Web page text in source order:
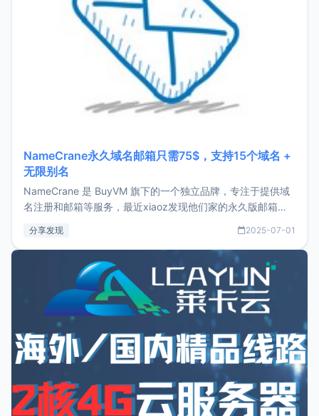
NameCrane永久域名邮箱只需75$，支持15个域名 +
无限别名
NameCrane 是 BuyVM 旗下的一个独立品牌，专注于提供域
名注册和邮箱等服务，最近xiaoz发现他们家的永久版邮箱服
又实惠的域名邮箱，不妨尝试一下 NameCrane。注册
NameCraneNameCrane不支持直接注册，必须要购买
分享发现 2025-07-01